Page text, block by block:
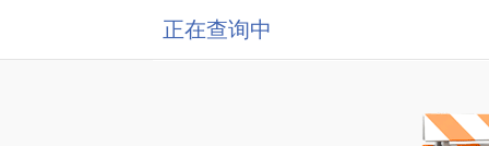
正在查询中